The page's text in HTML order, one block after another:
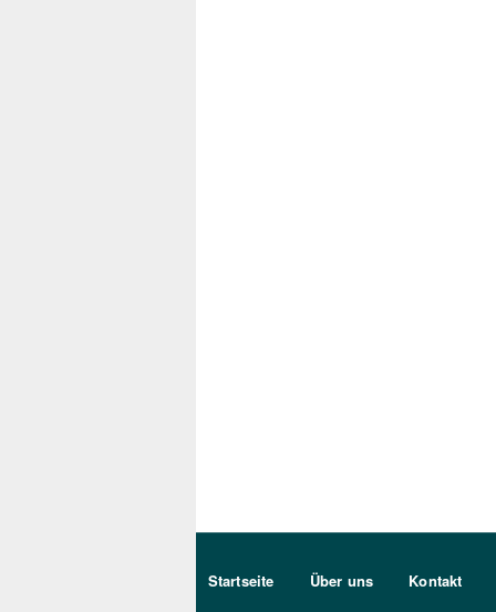
Sekundärmenu DE
Startseite Über uns Kontakt